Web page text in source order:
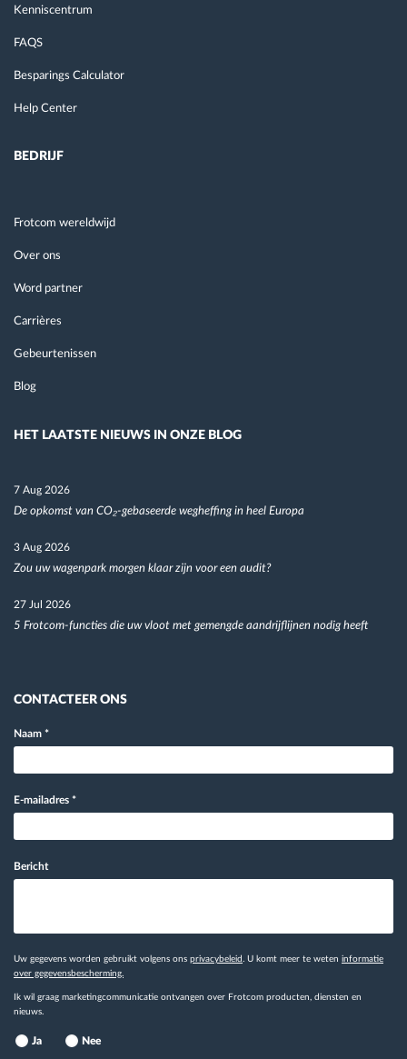
Kenniscentrum
FAQS
Besparings Calculator
Help Center
BEDRIJF
Frotcom wereldwijd
Over ons
Word partner
Carrières
Gebeurtenissen
Blog
HET LAATSTE NIEUWS IN ONZE BLOG
7 Aug 2026
De opkomst van CO₂-gebaseerde wegheffing in heel Europa
3 Aug 2026
Zou uw wagenpark morgen klaar zijn voor een audit?
27 Jul 2026
5 Frotcom-functies die uw vloot met gemengde aandrijflijnen nodig heeft
CONTACTEER ONS
Naam *
E-mailadres *
Bericht
Uw gegevens worden gebruikt volgens ons privacybeleid . U komt meer te weten informatie
over gegevensbescherming.
Ik wil graag marketingcommunicatie ontvangen over Frotcom producten, diensten en
nieuws.
Ja Nee